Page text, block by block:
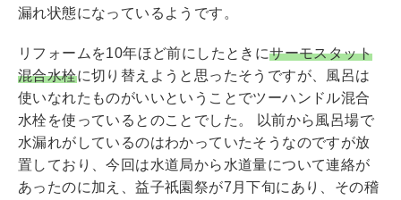
漏れ状態になっているようです。
リフォームを10年ほど前にしたときにサーモスタット
混合水栓に切り替えようと思ったそうですが、風呂は
使いなれたものがいいということでツーハンドル混合
水栓を使っているとのことでした。 以前から風呂場で
水漏れがしているのはわかっていたそうなのですが放
置しており、今回は水道局から水道量について連絡が
あったのに加え、益子祇園祭が7月下旬にあり、その稽